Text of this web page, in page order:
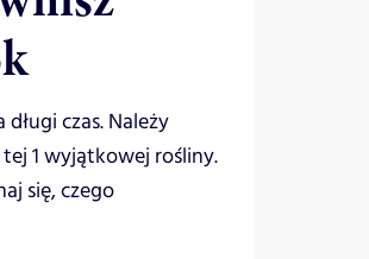
czas. Należy
1 wyjątkowej rośliny.
się, czego